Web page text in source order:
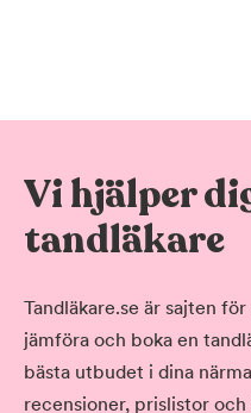
Vi hjälper
tandläkare
Tandläkare.se är sajten
jämföra och boka en
bästa utbudet i dina
recensioner, prislistor